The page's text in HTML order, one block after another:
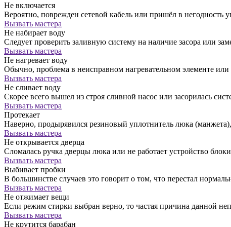
Не включается
Вероятно, поврежден сетевой кабель или пришёл в негодность
Вызвать мастера
Не набирает воду
Следует проверить заливную систему на наличие засора или
Вызвать мастера
Не нагревает воду
Обычно, проблема в неисправном нагревательном элементе или
Вызвать мастера
Не сливает воду
Скорее всего вышел из строя сливной насос или засорилась
Вызвать мастера
Протекает
Наверно, продырявился резиновый уплотнитель люка
Вызвать мастера
Не открывается дверца
Сломалась ручка дверцы люка или не работает устройство
Вызвать мастера
Выбивает пробки
В большинстве случаев это говорит о том, что перестал
Вызвать мастера
Не отжимает вещи
Если режим стирки выбран верно, то частая причина данной
Вызвать мастера
Не крутится барабан